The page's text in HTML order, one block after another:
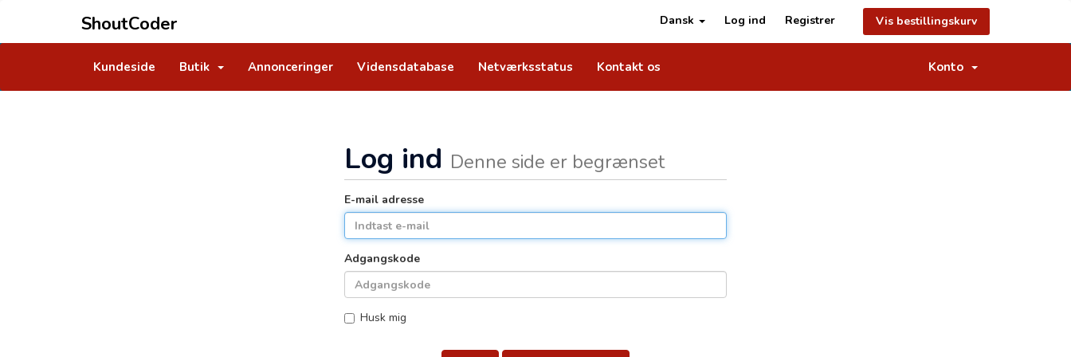
Dansk Log ind Registrer Vis bestillingskurv
ShoutCoder
Kundeside Butik Annonceringer Vidensdatabase Netværksstatus Kontakt os Konto
Log ind Denne side er begrænset
E-mail adresse
Adgangskode
Husk mig